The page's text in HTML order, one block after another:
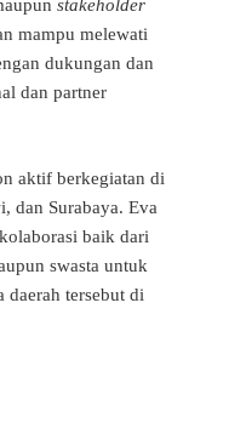
stakeholder
mampu melewati
dukungan dan
dan partner
aktif berkegiatan di
dan Surabaya. Eva
baik dari
swasta untuk
tersebut di